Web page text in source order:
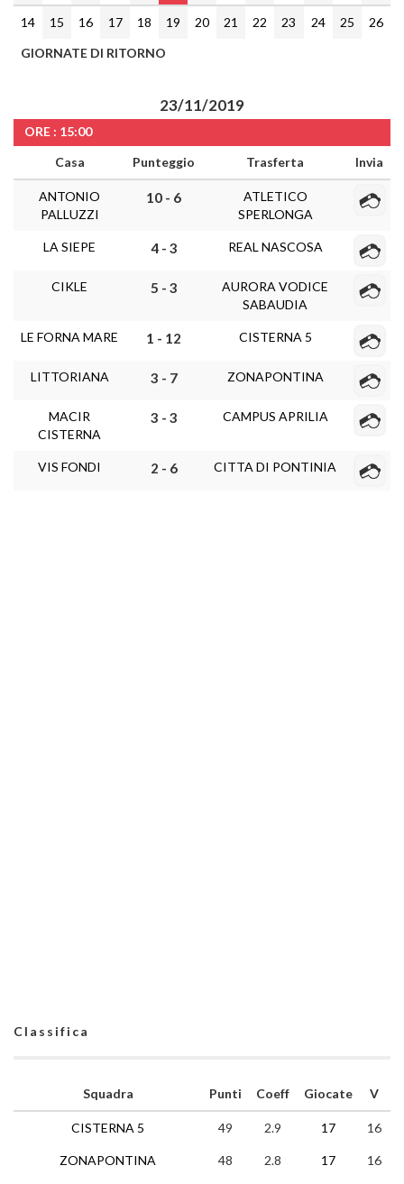
14 15 16 17 18 19 20 21 22 23 24 25
26
GIORNATE DI RITORNO
23/11/2019
ORE : 15:00
Casa
Punteggio Trasferta Invia
ANTONIO
PALLUZZI
10 - 6
ATLETICO
SPERLONGA
LA SIEPE 4 - 3 REAL NASCOSA
CIKLE 5 - 3
AURORA VODICE
SABAUDIA
LE FORNA MARE 1 - 12 CISTERNA 5
LITTORIANA 3 - 7 ZONAPONTINA
MACIR
CISTERNA
3 - 3 CAMPUS APRILIA
VIS FONDI 2 - 6 CITTA DI PONTINIA
Classifica
Squadra
CISTERNA 5
ZONAPONTINA
Punti Coeff Giocate V
49 2.9 17 16
48 2.8 17 16